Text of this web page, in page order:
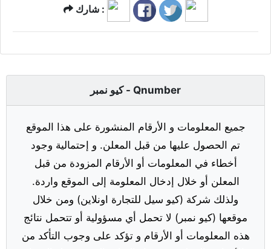
شارك :
كيو نمبر - Qnumber
جميع المعلومات و الأرقام المنشورة على هذا الموقع
تم الحصول عليها من قبل المعلن. و إحتمالية وجود
أخطاء في المعلومات أو الأرقام المزودة من قبل
المعلن أو خلال إدخال المعلومة إلى الموقع واردة.
ولذلك شركة (كيو سيل للتجارة اونلاين) ومن خلال
موقعها (كيو نمبر) لا تحمل أي مسؤولية أو تتحمل نتائج
هذه المعلومات أو الأرقام و تؤكد على وجوب التأكد من